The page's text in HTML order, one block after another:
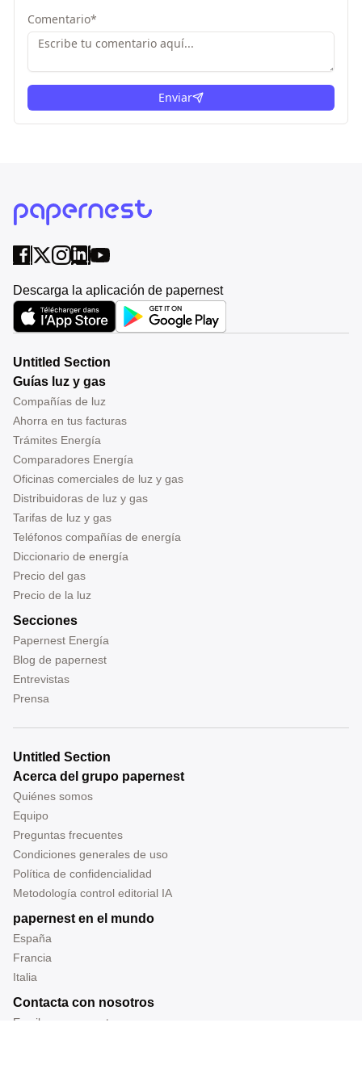
Comentario*
Enviar
Descarga la aplicación de papernest
Untitled Section
Guías luz y gas
Compañías de luz
Ahorra en tus facturas
Trámites Energía
Comparadores Energía
Oficinas comerciales de luz y gas
Distribuidoras de luz y gas
Tarifas de luz y gas
Teléfonos compañías de energía
Diccionario de energía
Precio del gas
Precio de la luz
Secciones
Papernest Energía
Blog de papernest
Entrevistas
Prensa
Untitled Section
Acerca del grupo papernest
Quiénes somos
Equipo
Preguntas frecuentes
Condiciones generales de uso
Política de confidencialidad
Metodología control editorial IA
papernest en el mundo
España
Francia
Italia
Contacta con nosotros
Escribe para nosotros